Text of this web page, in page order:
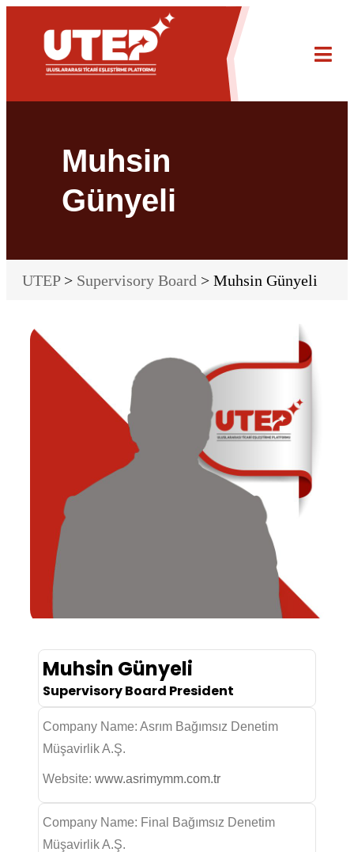
Muhsin
Günyeli
UTEP> Supervisory Board > Muhsin Günyeli
Muhsin Günyeli
Supervisory Board President
Company Name: Asrım Bağımsız Denetim
Müşavirlik A.Ş.
Website: www.asrimymm.com.tr
Company Name: Final Bağımsız Denetim
Müşavirlik A.Ş.